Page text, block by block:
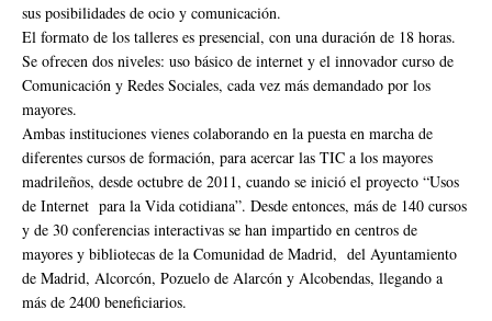
sus posibilidades de ocio y comunicación.
El formato de los talleres es presencial, con una duración de 18 horas.
Se ofrecen dos niveles: uso básico de internet y el innovador curso de
Comunicación y Redes Sociales, cada vez más demandado por los
mayores.
Ambas instituciones vienes colaborando en la puesta en marcha de
diferentes cursos de formación, para acercar las TIC a los mayores
madrileños, desde octubre de 2011, cuando se inició el proyecto “Usos
de Internet para la Vida cotidiana”. Desde entonces, más de 140 cursos
y de 30 conferencias interactivas se han impartido en centros de
mayores y bibliotecas de la Comunidad de Madrid, del Ayuntamiento
de Madrid, Alcorcón, Pozuelo de Alarcón y Alcobendas, llegando a
más de 2400 beneficiarios.